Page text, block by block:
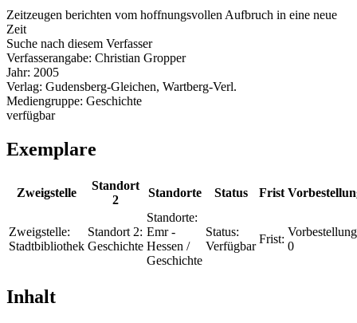
Zeitzeugen berichten vom hoffnungsvollen Aufbruch in eine neue
Zeit
Suche nach diesem Verfasser
Verfasserangabe: Christian Gropper
Jahr: 2005
Verlag: Gudensberg-Gleichen, Wartberg-Verl.
Mediengruppe: Geschichte
verfügbar
Exemplare
Zweigstelle
Standort
2
Standorte Status Frist
Zweigstelle:
Stadtbibliothek
Standort 2:
Geschichte
Standorte:
Emr -
Hessen /
Geschichte
Status:
Verfügbar
Frist:
0
Inhalt